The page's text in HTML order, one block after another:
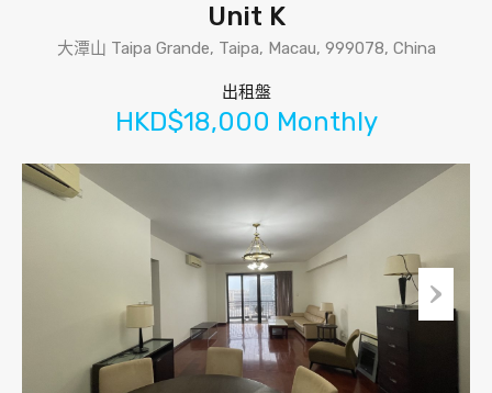
Unit K
大潭山 Taipa Grande, Taipa, Macau, 999078, China
出租盤
HKD$18,000 Monthly